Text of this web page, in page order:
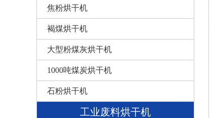
焦粉烘干机
褐煤烘干机
大型粉煤灰烘干机
1000吨煤炭烘干机
石粉烘干机
工业废料烘干机